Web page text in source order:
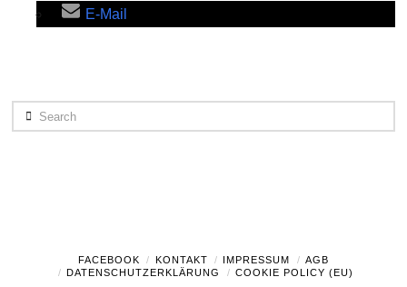
E-Mail
Search
FACEBOOK KONTAKT IMPRESSUM
AGB
DATENSCHUTZERKLÄRUNG
COOKIE POLICY (EU)